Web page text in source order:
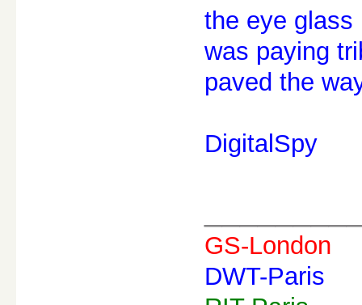
the eye glass
was paying
paved the
DigitalSpy
GS-London
DWT-Paris